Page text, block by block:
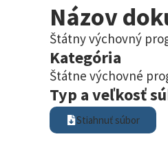
Názov
Štátny výchovný
Kategória
Štátne výchovné
Typ a veľkosť
Stiahnuť súbor